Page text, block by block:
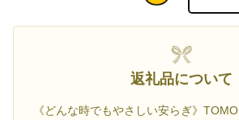
返礼品について
《どんな時でもやさしい安らぎ》